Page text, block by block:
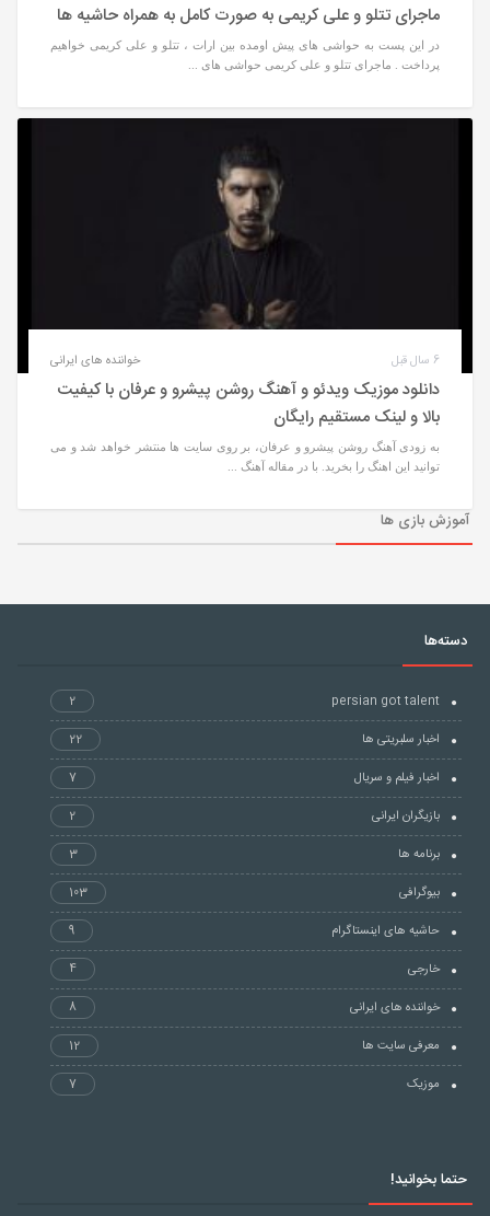
ماجرای تتلو و علی کریمی به صورت کامل به همراه حاشیه ها
در این پست به حواشی های پیش اومده بین ارات ، تتلو و علی کریمی خواهیم
پرداخت . ماجرای تتلو و علی کریمی حواشی های ...
خواننده های ایرانی 6 سال قبل
دانلود موزیک ویدئو و آهنگ روشن پیشرو و عرفان با کیفیت
بالا و لینک مستقیم رایگان
به زودی آهنگ روشن پیشرو و عرفان، بر روی سایت ها منتشر خواهد شد و می
توانید این اهنگ را بخرید. با در مقاله آهنگ ...
آموزش بازی ها
دسته‌ها
persian got talent
2
اخبار سلبریتی ها
22
اخبار فیلم و سریال
7
بازیگران ایرانی
2
برنامه ها
3
بیوگرافی
103
حاشیه های اینستاگرام
9
خارجی
4
خواننده های ایرانی
8
معرفی سایت ها
12
موزیک
7
حتما بخوانید!